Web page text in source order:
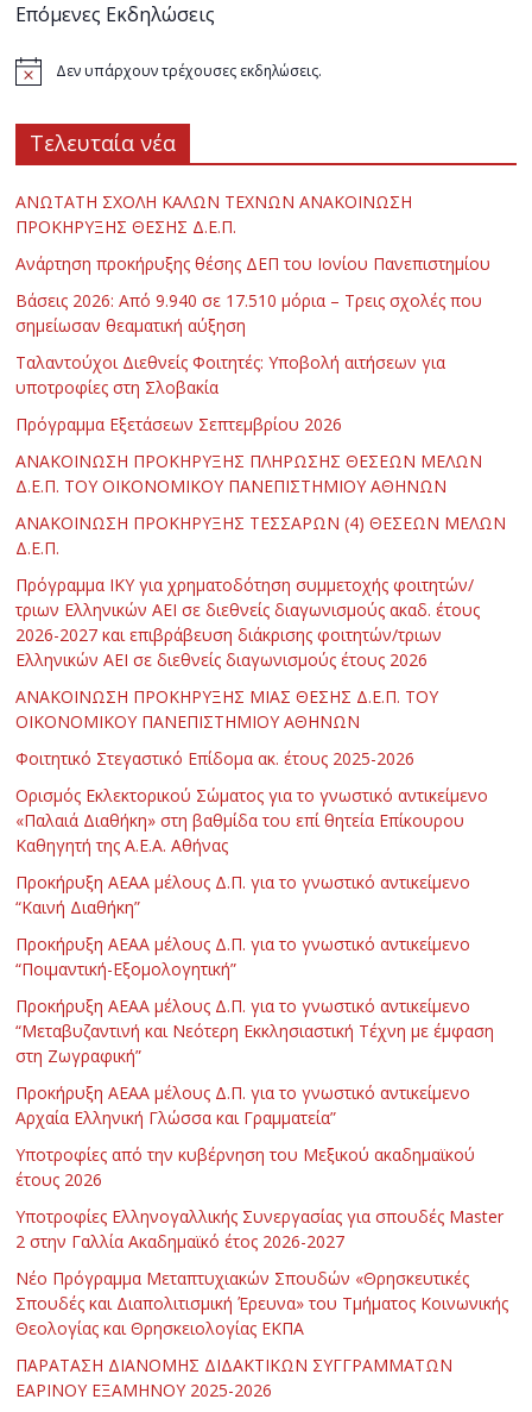
Επόμενες Εκδηλώσεις
Δεν υπάρχουν τρέχουσες εκδηλώσεις.
Τελευταία νέα
ΑΝΩΤΑΤΗ ΣΧΟΛΗ ΚΑΛΩΝ ΤΕΧΝΩΝ ΑΝΑΚΟΙΝΩΣΗ
ΠΡΟΚΗΡΥΞΗΣ ΘΕΣΗΣ Δ.Ε.Π.
Ανάρτηση προκήρυξης θέσης ΔΕΠ του Ιονίου Πανεπιστημίου
Βάσεις 2026: Από 9.940 σε 17.510 μόρια – Τρεις σχολές που
σημείωσαν θεαματική αύξηση
Ταλαντούχοι Διεθνείς Φοιτητές: Υποβολή αιτήσεων για
υποτροφίες στη Σλοβακία
Πρόγραμμα Εξετάσεων Σεπτεμβρίου 2026
ΑΝΑΚΟΙΝΩΣΗ ΠΡΟΚΗΡΥΞΗΣ ΠΛΗΡΩΣΗΣ ΘΕΣΕΩΝ ΜΕΛΩΝ
Δ.Ε.Π. ΤΟΥ ΟΙΚΟΝΟΜΙΚΟΥ ΠΑΝΕΠΙΣΤΗΜΙΟΥ ΑΘΗΝΩΝ
ΑΝΑΚΟΙΝΩΣΗ ΠΡΟΚΗΡΥΞΗΣ ΤΕΣΣΑΡΩΝ (4) ΘΕΣΕΩΝ ΜΕΛΩΝ
Δ.Ε.Π.
Πρόγραμμα ΙΚΥ για χρηματοδότηση συμμετοχής φοιτητών/
τριων Ελληνικών ΑΕΙ σε διεθνείς διαγωνισμούς ακαδ. έτους
2026-2027 και επιβράβευση διάκρισης φοιτητών/τριων
Ελληνικών ΑΕΙ σε διεθνείς διαγωνισμούς έτους 2026
ΑΝΑΚΟΙΝΩΣΗ ΠΡΟΚΗΡΥΞΗΣ ΜΙΑΣ ΘΕΣΗΣ Δ.Ε.Π. ΤΟΥ
ΟΙΚΟΝΟΜΙΚΟΥ ΠΑΝΕΠΙΣΤΗΜΙΟΥ ΑΘΗΝΩΝ
Φοιτητικό Στεγαστικό Επίδομα ακ. έτους 2025-2026
Ορισμός Εκλεκτορικού Σώματος για το γνωστικό αντικείμενο
«Παλαιά Διαθήκη» στη βαθμίδα του επί θητεία Επίκουρου
Καθηγητή της Α.Ε.Α. Αθήνας
Προκήρυξη ΑΕΑΑ μέλους Δ.Π. για το γνωστικό αντικείμενο
“Καινή Διαθήκη”
Προκήρυξη ΑΕΑΑ μέλους Δ.Π. για το γνωστικό αντικείμενο
“Ποιμαντική-Εξομολογητική”
Προκήρυξη ΑΕΑΑ μέλους Δ.Π. για το γνωστικό αντικείμενο
“Μεταβυζαντινή και Νεότερη Εκκλησιαστική Τέχνη με έμφαση
στη Ζωγραφική”
Προκήρυξη ΑΕΑΑ μέλους Δ.Π. για το γνωστικό αντικείμενο
Αρχαία Ελληνική Γλώσσα και Γραμματεία”
Υποτροφίες από την κυβέρνηση του Μεξικού ακαδημαϊκού
έτους 2026
Υποτροφίες Ελληνογαλλικής Συνεργασίας για σπουδές Master
2 στην Γαλλία Ακαδημαϊκό έτος 2026-2027
Νέο Πρόγραμμα Μεταπτυχιακών Σπουδών «Θρησκευτικές
Σπουδές και Διαπολιτισμική Έρευνα» του Τμήματος Κοινωνικής
Θεολογίας και Θρησκειολογίας ΕΚΠΑ
ΠΑΡΑΤΑΣΗ ΔΙΑΝΟΜΗΣ ΔΙΔΑΚΤΙΚΩΝ ΣΥΓΓΡΑΜΜΑΤΩΝ
ΕΑΡΙΝΟΥ ΕΞΑΜΗΝΟΥ 2025-2026